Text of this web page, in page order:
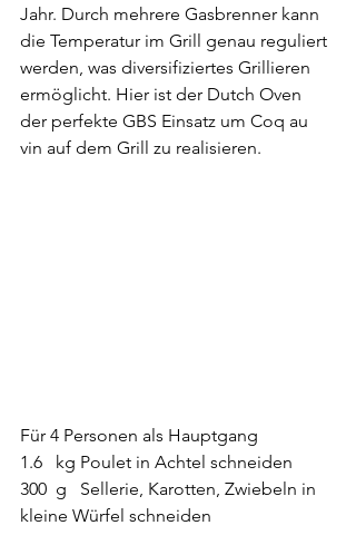
Jahr. Durch mehrere Gasbrenner kann
die Temperatur im Grill genau reguliert
werden, was diversifiziertes Grillieren
ermöglicht. Hier ist der Dutch Oven
der perfekte GBS Einsatz um Coq au
vin auf dem Grill zu realisieren.
Für 4 Personen als Hauptgang
1.6   kg Poulet in Achtel schneiden
300  g   Sellerie, Karotten, Zwiebeln in
kleine Würfel schneiden